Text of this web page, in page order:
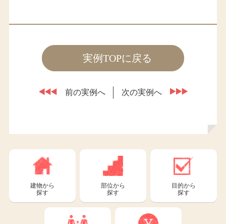
実例TOPに戻る
前の実例へ 次の実例へ
建物から
探す
部位から
探す
目的から
探す